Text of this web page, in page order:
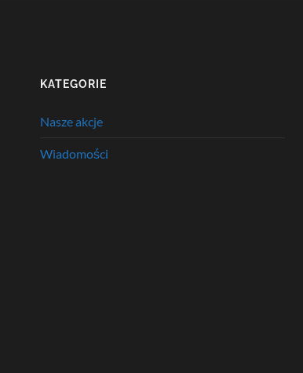
KATEGORIE
Nasze akcje
Wiadomości